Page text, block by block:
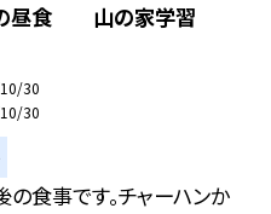
昼食 山の家学習
30
30
食事です。チャーハンか